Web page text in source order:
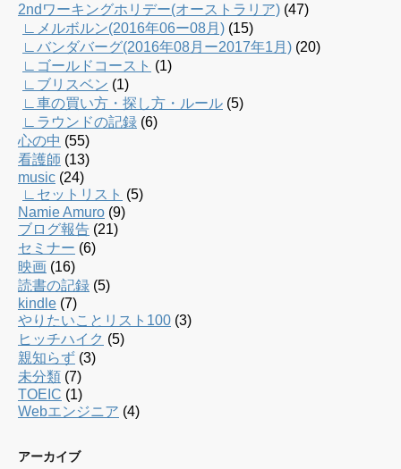
2ndワーキングホリデー(オーストラリア) (47)
∟メルボルン(2016年06ー08月) (15)
∟バンダバーグ(2016年08月ー2017年1月) (20)
∟ゴールドコースト (1)
∟ブリスベン (1)
∟車の買い方・探し方・ルール (5)
∟ラウンドの記録 (6)
心の中 (55)
看護師 (13)
music (24)
∟セットリスト (5)
Namie Amuro (9)
ブログ報告 (21)
セミナー (6)
映画 (16)
読書の記録 (5)
kindle (7)
やりたいことリスト100 (3)
ヒッチハイク (5)
親知らず (3)
未分類 (7)
TOEIC (1)
Webエンジニア (4)
アーカイブ